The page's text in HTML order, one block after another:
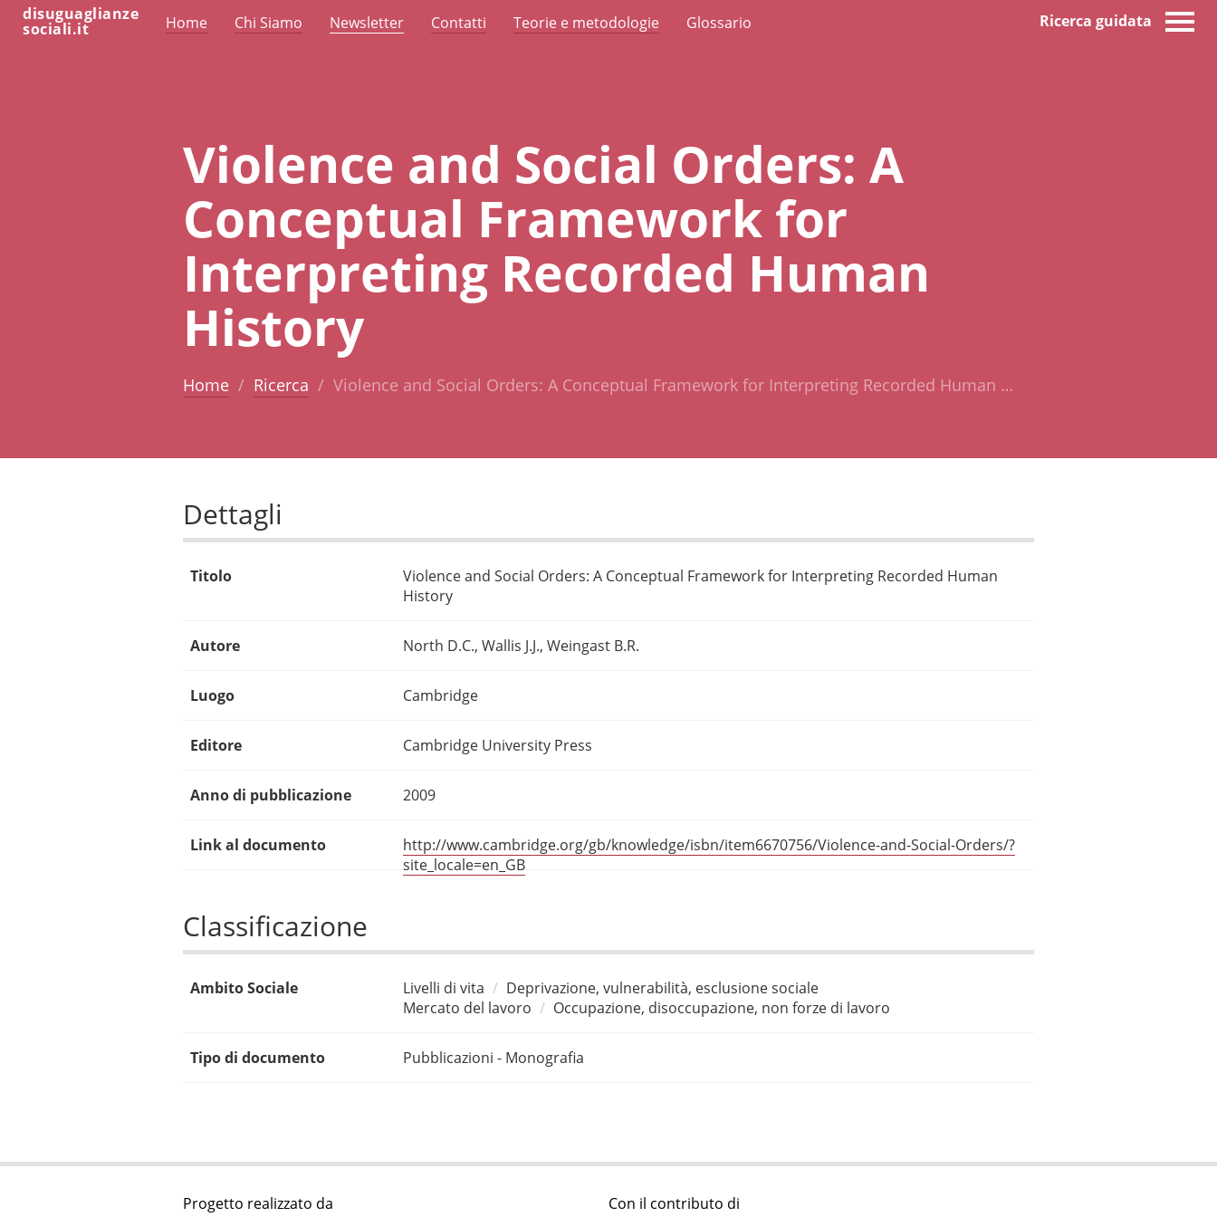
disuguaglianze
sociali.it Home Chi Siamo Newsletter Contatti Teorie e metodologie Glossario Ricerca guidata
Violence and Social Orders: A
Conceptual Framework for
Interpreting Recorded Human
History
Home Ricerca Violence and Social Orders: A Conceptual Framework for Interpreting Recorded Human …
Dettagli
Titolo
Violence and Social Orders: A Conceptual Framework for Interpreting Recorded Human
History
Autore North D.C., Wallis J.J., Weingast B.R.
Luogo Cambridge
Editore Cambridge University Press
Anno di pubblicazione 2009
Link al documento
http://www.cambridge.org/gb/knowledge/isbn/item6670756/Violence-and-Social-Orders/?
site_locale=en_GB
Classificazione
Ambito Sociale Livelli di vita
Deprivazione, vulnerabilità, esclusione sociale
Mercato del lavoro
Occupazione, disoccupazione, non forze di lavoro
Tipo di documento Pubblicazioni - Monografia
Progetto realizzato da Con il contributo di